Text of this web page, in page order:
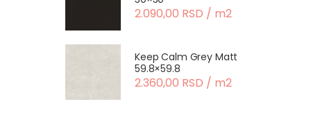
2.090,00 RSD / m2
Keep Calm Grey Matt
59.8×59.8
2.360,00 RSD / m2